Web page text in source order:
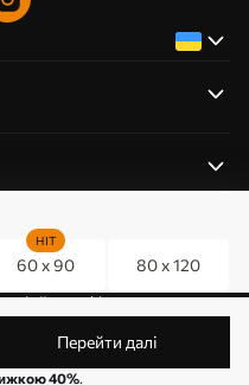
60 x 90
HIT
80 x 120
Перейти далі
40%.
на файли cookie
захищені. Власник:
31780602.